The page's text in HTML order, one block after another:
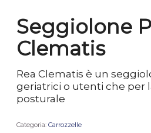
Seggiolone
Clematis
Rea Clematis è un
geriatrici o utenti che per
posturale
Categoria: Carrozzelle